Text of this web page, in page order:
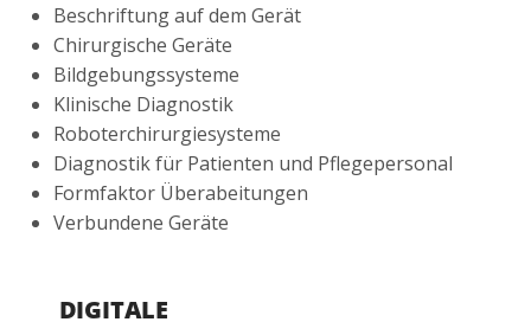
DIGITALE
Beschriftung auf dem Gerät
Chirurgische Geräte
Bildgebungssysteme
Klinische Diagnostik
Roboterchirurgiesysteme
Diagnostik für Patienten und Pflegepersonal
Formfaktor Überabeitungen
Verbundene Geräte